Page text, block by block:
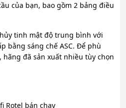
của bạn, bao gồm 2 bảng điều
tinh mật độ trung bình với
bằng sáng chế ASC. Để phù
đã sản xuất nhiều tùy chọn
Rotel bán chạy